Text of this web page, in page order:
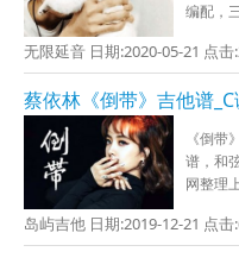
编配，
无限延音 日期:2020-05-21 点击
蔡依林《倒带》吉他谱
《倒
谱，和
网整理
岛屿吉他 日期:2019-12-21 点击